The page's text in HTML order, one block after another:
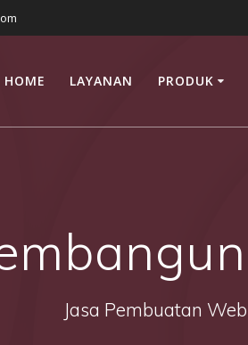
HOME LAYANAN PRODUK
Jasa Pembuatan